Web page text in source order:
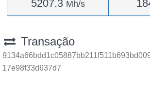
5207.3 Mh/s
Transação
17e98f33d637d7